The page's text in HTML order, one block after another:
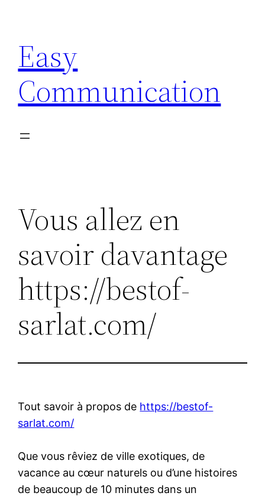
contenu
Easy
Communication
Vous allez en
savoir davantage
https://bestof-
sarlat.com/
Tout savoir à propos de https://bestof-
sarlat.com/
Que vous rêviez de ville exotiques, de
vacance au cœur naturels ou d’une histoires
de beaucoup de 10 minutes dans un